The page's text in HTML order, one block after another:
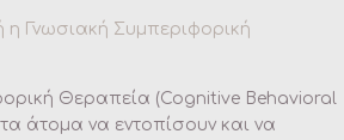
η Γνωσιακή Συμπεριφορική
Θεραπεία (Cognitive Behavioral
άτομα να εντοπίσουν και να